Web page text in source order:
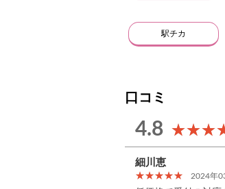
駅チカ
口コミ
4.8
細川恵
2024年